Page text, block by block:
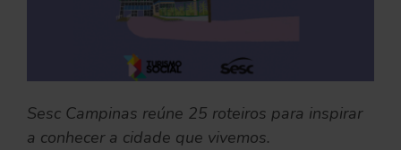
Sesc Campinas reúne 25 roteiros para inspirar
a conhecer a cidade que vivemos.